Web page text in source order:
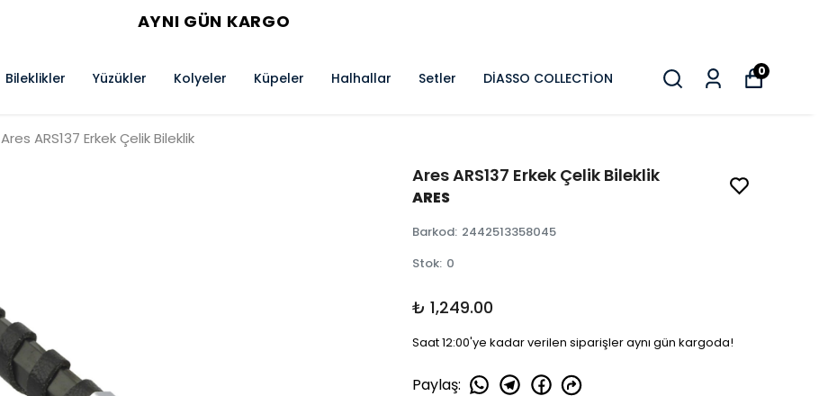
AYNI GÜN KARGO
Bileklikler Yüzükler Kolyeler Küpeler Halhallar Setler DİASSO COLLECTİON 0
Ares ARS137 Erkek Çelik Bileklik
Ares ARS137 Erkek Çelik Bileklik
ARES
Barkod: 2442513358045
Stok: 0
₺ 1,249.00
Saat 12:00'ye kadar verilen siparişler aynı gün kargoda!
Paylaş: